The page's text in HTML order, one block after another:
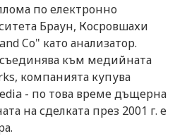
по електронно
Браун, Косровшахи
Co" като анализатор.
към медийната
компанията купува
- по това време дъщерна
на сделката през 2001 г. е